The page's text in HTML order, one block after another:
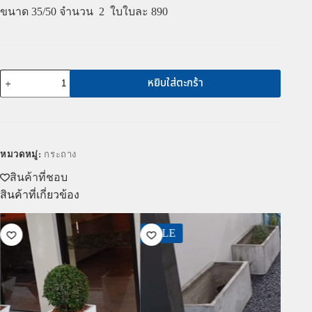
ขนาด 35/50 จำนวน 2 ใบใบละ 890
หยิบใส่ตะกร้า
หมวดหมู่: กระถาง
สินค้าที่ชอบ
สินค้าที่เกี่ยวข้อง
SALE